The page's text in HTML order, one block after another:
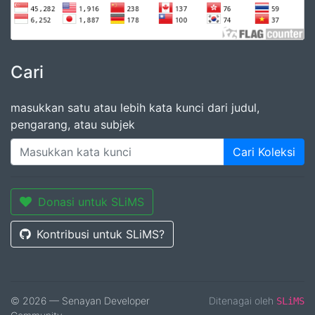
Cari
masukkan satu atau lebih kata kunci dari judul,
pengarang, atau subjek
Cari Koleksi
Donasi untuk SLiMS
Kontribusi untuk SLiMS?
© 2026 — Senayan Developer
Ditenagai oleh SLiMS